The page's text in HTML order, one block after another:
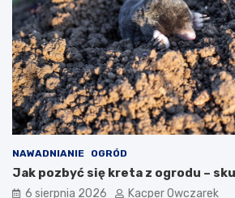
NAWADNIANIE OGRÓD
Jak pozbyć się kreta z ogrodu –
6 sierpnia 2026 Kacper Owczarek